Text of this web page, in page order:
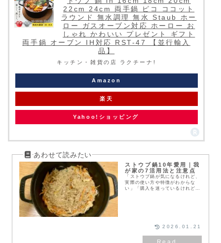
22cm 24cm 両手鍋 ピコ ココット
ラウンド 無水調理 無水 Staub ホー
ロー ガスオーブン対応 ホーロー お
しゃれ かわいい プレゼント ギフト
両手鍋 オーブン IH対応 RST-47 【並行輸入
品】
キッチン・雑貨の店 ラクチーナ!
Amazon
楽天
Yahoo!ショッピング
ストウブ鍋10年愛用｜我
が家の7活用法と注意点
「ストウブ鍋が気になるけれど、
実際の使い方や特徴がわからな
い」「購入を迷っているけれど、
2026.01.21